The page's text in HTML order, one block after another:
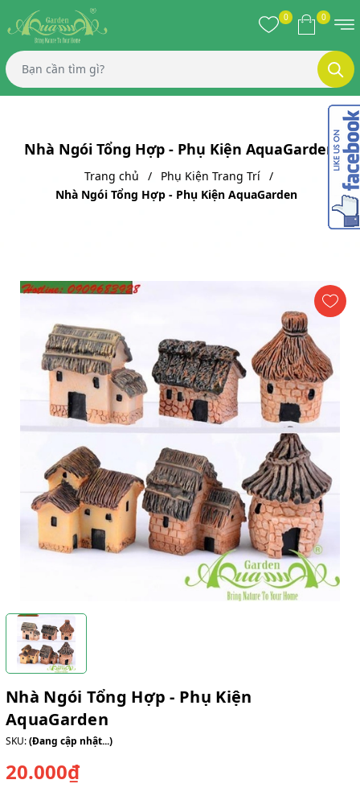
0 0
Nhà Ngói Tổng Hợp - Phụ Kiện AquaGarden
Trang chủ
Phụ Kiện Trang Trí
Nhà Ngói Tổng Hợp - Phụ Kiện AquaGarden
Nhà Ngói Tổng Hợp - Phụ Kiện
AquaGarden
SKU:(Đang cập nhật...)
20.000₫